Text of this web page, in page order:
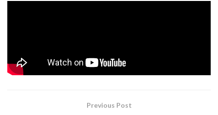
Tags: the renegados la disciplina del diablo hard rock
Previous Post